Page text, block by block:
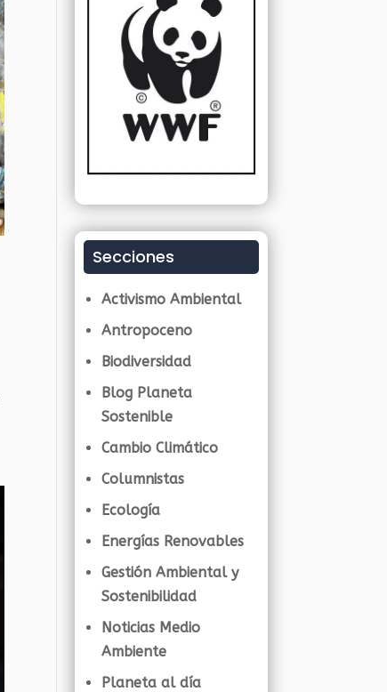
Secciones
Activismo Ambiental
Antropoceno
Biodiversidad
Blog Planeta
Sostenible
Cambio Climático
Columnistas
Ecología
Energías Renovables
Gestión Ambiental y
Sostenibilidad
Noticias Medio
Ambiente
Planeta al día